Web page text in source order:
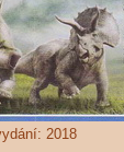
2018